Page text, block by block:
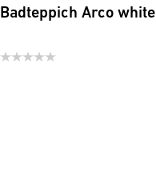
Badteppich Arco white